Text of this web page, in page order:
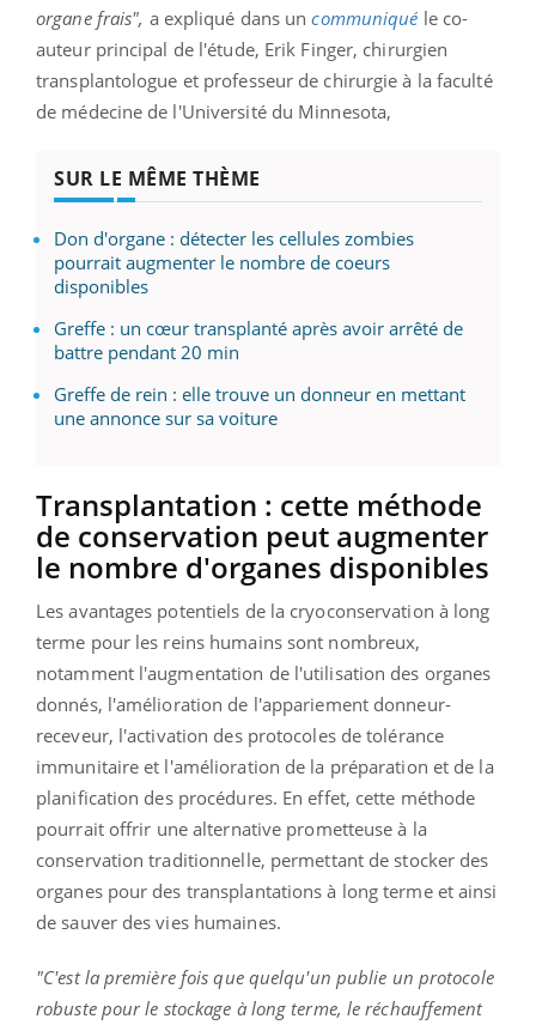
organe frais", a expliqué dans uncommuniquéle co-
auteur principal de l'étude, Erik Finger, chirurgien
transplantologue et professeur de chirurgie à la faculté
de médecine de l'Université du Minnesota,
SUR LE MÊME THÈME
Don d'organe : détecter les cellules zombies
pourrait augmenter le nombre de coeurs
disponibles
Greffe : un cœur transplanté après avoir arrêté de
battre pendant 20 min
Greffe de rein : elle trouve un donneur en mettant
une annonce sur sa voiture
Transplantation : cette méthode
de conservation peut augmenter
le nombre d'organes disponibles
Les avantages potentiels de la cryoconservation à long
terme pour les reins humains sont nombreux,
notamment l'augmentation de l'utilisation des organes
donnés, l'amélioration de l'appariement donneur-
receveur, l'activation des protocoles de tolérance
immunitaire et l'amélioration de la préparation et de la
planification des procédures. En effet, cette méthode
pourrait offrir une alternative prometteuse à la
conservation traditionnelle, permettant de stocker des
organes pour des transplantations à long terme et ainsi
de sauver des vies humaines.
"C'est la première fois que quelqu'un publie un protocole
robuste pour le stockage à long terme, le réchauffement